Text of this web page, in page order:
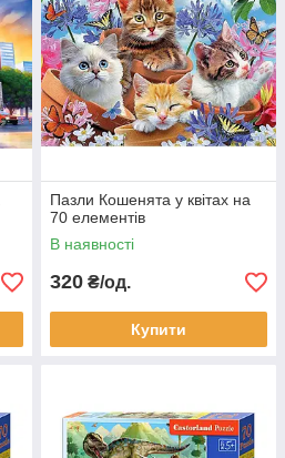
Пазли Кошенята у квітах на
70 елементів
В наявності
320 ₴/од.
Купити